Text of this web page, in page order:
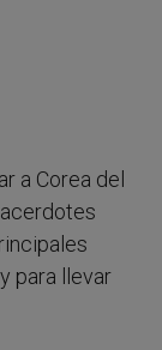
a Corea del
para llevar